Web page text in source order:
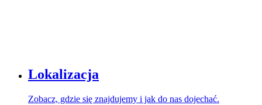
Lokalizacja
Zobacz, gdzie się znajdujemy i jak do nas dojechać.